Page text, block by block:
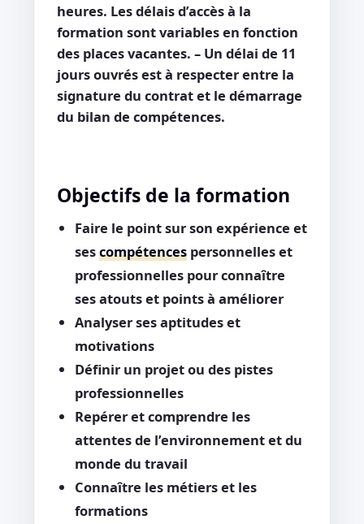
heures. Les délais d’accès à la
formation sont variables en fonction
des places vacantes. – Un délai de 11
jours ouvrés est à respecter entre la
signature du contrat et le démarrage
du bilan de compétences.
Objectifs de la formation
Faire le point sur son expérience et
sescompétencespersonnelles et
professionnelles pour connaître
ses atouts et points à améliorer
Analyser ses aptitudes et
motivations
Définir un projet ou des pistes
professionnelles
Repérer et comprendre les
attentes de l’environnement et du
monde du travail
Connaître les métiers et les
formations